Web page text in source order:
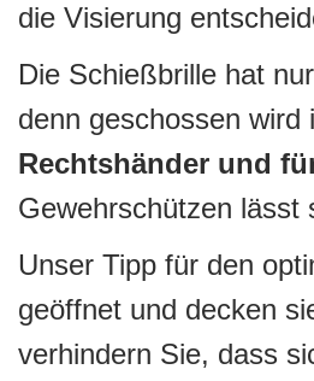
die Visierung
Die Schießbrille hat
denn geschossen
Rechtshänder und
Gewehrschützen lässt
Unser Tipp für den
geöffnet und decken
verhindern Sie, dass